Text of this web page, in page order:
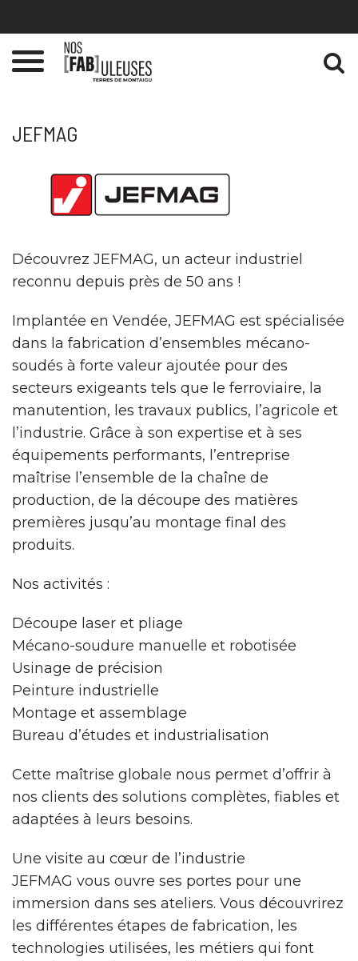
Toggle
JEFMAG
Découvrez JEFMAG, un acteur industriel
reconnu depuis près de 50 ans !
Implantée en Vendée, JEFMAG est spécialisée
dans la fabrication d’ensembles mécano-
soudés à forte valeur ajoutée pour des
secteurs exigeants tels que le ferroviaire, la
manutention, les travaux publics, l’agricole et
l’industrie. Grâce à son expertise et à ses
équipements performants, l’entreprise
maîtrise l’ensemble de la chaîne de
production, de la découpe des matières
premières jusqu’au montage final des
produits.
Nos activités :
Découpe laser et pliage
Mécano-soudure manuelle et robotisée
Usinage de précision
Peinture industrielle
Montage et assemblage
Bureau d’études et industrialisation
Cette maîtrise globale nous permet d’offrir à
nos clients des solutions complètes, fiables et
adaptées à leurs besoins.
Une visite au cœur de l’industrie
JEFMAG vous ouvre ses portes pour une
immersion dans ses ateliers. Vous découvrirez
les différentes étapes de fabrication, les
technologies utilisées, les métiers qui font